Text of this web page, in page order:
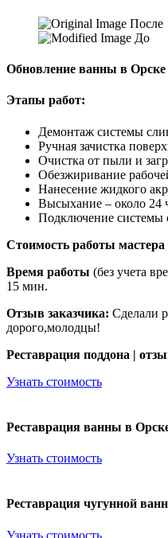
После
До
Обновление ванны в Орске
Этапы работ:
Демонтаж системы
Ручная зачистка
Очистка от пыли и
Обезжиривание
Нанесение жидкого
Высыхание – около 24
Подключение системы
Стоимость работы мастера
Время работы (без учета
15 мин.
Отзыв заказчика: Сделали
дорого,молодцы!
Реставрация поддона |
Узнать стоимость
Реставрация ванны в
Узнать стоимость
Реставрация чугунной
Узнать стоимость